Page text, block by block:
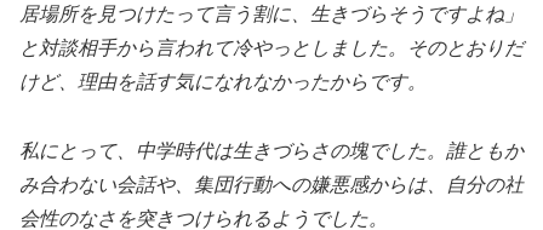
居場所を見つけたって言う割に、生きづらそうですよね」
と対談相手から言われて冷やっとしました。そのとおりだ
けど、理由を話す気になれなかったからです。
私にとって、中学時代は生きづらさの塊でした。誰ともか
み合わない会話や、集団行動への嫌悪感からは、自分の社
会性のなさを突きつけられるようでした。